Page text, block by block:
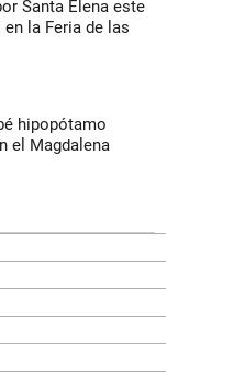
Santa Elena este
la Feria de las
hipopótamo
el Magdalena